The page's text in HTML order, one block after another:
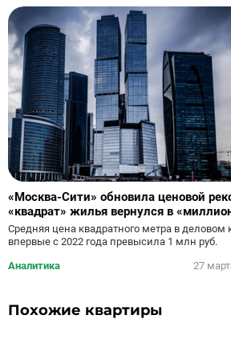
«Москва-Сити» обновила ценовой
«квадрат» жилья вернулся в
зону
Средняя цена квадратного метра в деловом
впервые с 2022 года превысила 1 млн руб.
Аналитика
27
Похожие квартиры